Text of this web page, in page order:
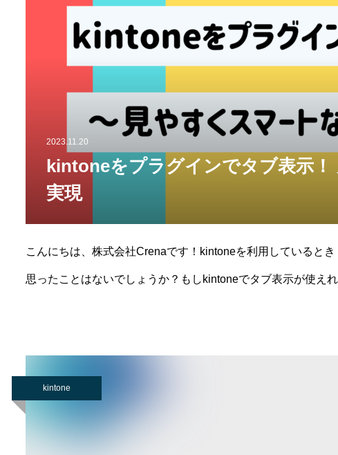
2023.11.20
kintoneをプラグインでタブ表示
実現
こんにちは、株式会社Crenaです！kintoneを利用していると
思ったことはないでしょうか？もしkintoneでタブ表示が使え
kintone